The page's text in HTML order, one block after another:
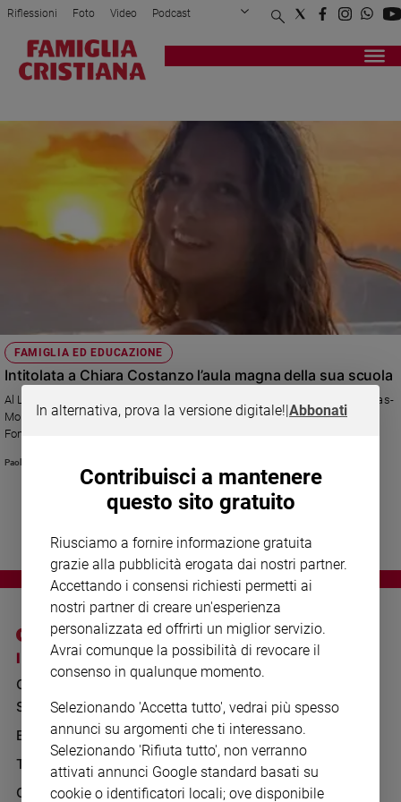
Attualità
e
giustizia
Papa
Papa
Chiesa
Chiesa
e
fede
del
giorno
giorno
Società
e
Riflessioni Foto Video Podcast
Privacy Policy Chi siamo
Registrati Redazione
FAMIGLIA ED EDUCAZIONE
Intitolata a Chiara Costanzo l’aula magna della sua scuola
Al Liceo Moreschi di Milano il ricordo di Chiara, vittima dell’incendio di Cras-
Montan, diventa impegno per il futuro. E la famiglia promuove una
Fondazione per offrire ai giovani la possibilità di realizzare i propri sogni
Paola Spotorno
I SITI SAN PAOLO
GRUPPO EDITORIALE
SAN PAOLO
BENESSERE
TELENOVA
GAZZETTA D'ALBA
NOTE LEGALI
INFORMATIVA
WHISTLEBLOWING
SOCIAL
In alternativa, prova la versione digitale!|Abbonati
Contribuisci a mantenere
questo sito gratuito
Riusciamo a fornire informazione gratuita
grazie alla pubblicità erogata dai nostri partner.
Accettando i consensi richiesti permetti ai
nostri partner di creare un'esperienza
personalizzata ed offrirti un miglior servizio.
Avrai comunque la possibilità di revocare il
consenso in qualunque momento.
Selezionando 'Accetta tutto', vedrai più spesso
annunci su argomenti che ti interessano.
Selezionando 'Rifiuta tutto', non verranno
attivati annunci Google standard basati su
cookie o identificatori locali; ove disponibile